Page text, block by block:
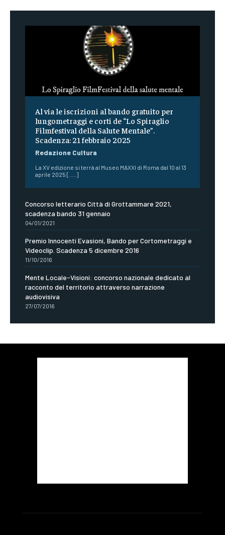
Al via le iscrizioni al bando gratuito per
lungometraggi e corti de “Lo Spiraglio
Filmfestival della Salute Mentale”.
Scadenza: 21 febbraio 2025
Redazione Cultura
La XV edizione si terrà al Museo MAXXI di Roma dal 10 al 13
aprile 2025 [.....]
Concorso letterario Città di Grottammare 2021,
scadenza bando 31 gennaio
04/01/2021
Premio Innocenti Evasioni, Bando per Cortometraggi e
Videoclip. Scadenza 5 dicembre 2016
11/10/2016
Mente Locale-Visioni: concorso nazionale dedicato al
racconto del territorio attraverso narrazione
audiovisiva
27/07/2016